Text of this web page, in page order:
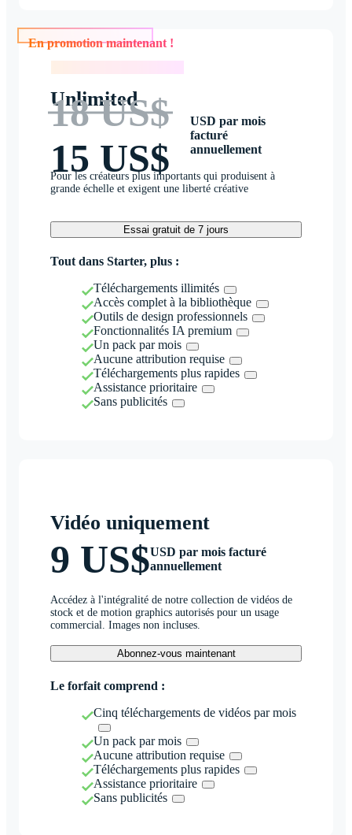
En promotion maintenant !
Unlimited
18 US$
15 US$
USD par mois
facturé
annuellement
Pour les créateurs plus importants qui produisent à
grande échelle et exigent une liberté créative
Essai gratuit de 7 jours
Tout dans Starter, plus :
Téléchargements illimités
Accès complet à la bibliothèque
Outils de design professionnels
Fonctionnalités IA premium
Un pack par mois
Aucune attribution requise
Téléchargements plus rapides
Assistance prioritaire
Sans publicités
Vidéo uniquement
9 US$USD par mois facturé
annuellement
Accédez à l'intégralité de notre collection de vidéos de
stock et de motion graphics autorisés pour un usage
commercial. Images non incluses.
Abonnez-vous maintenant
Le forfait comprend :
Cinq téléchargements de vidéos par mois
Un pack par mois
Aucune attribution requise
Téléchargements plus rapides
Assistance prioritaire
Sans publicités